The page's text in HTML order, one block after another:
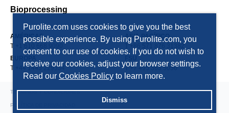
Purolite.com uses cookies to give you the best
possible experience. By using Purolite.com, you
consent to our use of cookies. If you do not wish to
receive our cookies, adjust your browser settings.
Read our Cookies Policy to learn more.
Dismiss
Bioprocessing
AMÉRICAS
T +1 610 668 9090
ASIA PACÍFICO
T +86 571 876 31382
EUROPA
T +44 1443 229334
T +7 495 363 5056
TÉRMINOS Y CONDICIONES
POLÍTICA DE PRIVACIDAD